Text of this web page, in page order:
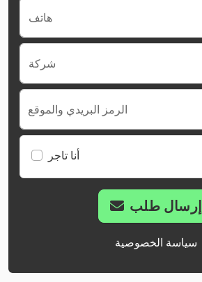
هاتف
شركة
الرمز البريدي والموقع
أنا تاجر
إرسال طلب
سياسة الخصوصية